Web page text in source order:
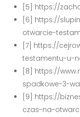
[5] https://
[6] https://
otwarcie-
[7] https://
testamentu-u-
[8] https://
spadkowe-3-
[9] https://
czas-na-